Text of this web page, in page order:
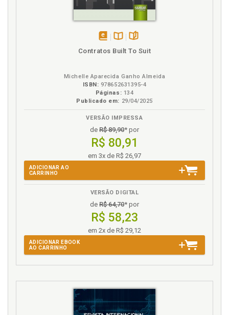
Contratos Built To Suit
Michelle Aparecida Ganho Almeida
ISBN: 978652631395-4
Páginas: 134
Publicado em: 29/04/2025
VERSÃO IMPRESSA
de R$ 89,90* por
R$ 80,91
em 3x de R$ 26,97
ADICIONAR AO
CARRINHO
VERSÃO DIGITAL
de R$ 64,70* por
R$ 58,23
em 2x de R$ 29,12
ADICIONAR EBOOK
AO CARRINHO